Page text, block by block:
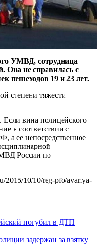
УМВД, сотрудница
Она не справилась с
пешеходов 19 и 23 лет.
степени тяжести
вина полицейского
в соответствии с
а ее непосредственное
России по
2015/10/10/reg-pfo/avariya-
погубил в ДТП
задержан за взятку